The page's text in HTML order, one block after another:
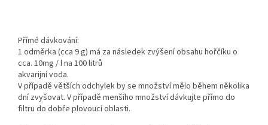
Přímé dávkování:
1 odměrka (cca 9 g) má za následek zvýšení obsahu hořčíku o
cca. 10mg / l na 100 litrů
akvarijní voda.
V případě větších odchylek by se množství mělo během několika
dní zvyšovat. V případě menšího množství dávkujte přímo do
filtru do dobře plovoucí oblasti.